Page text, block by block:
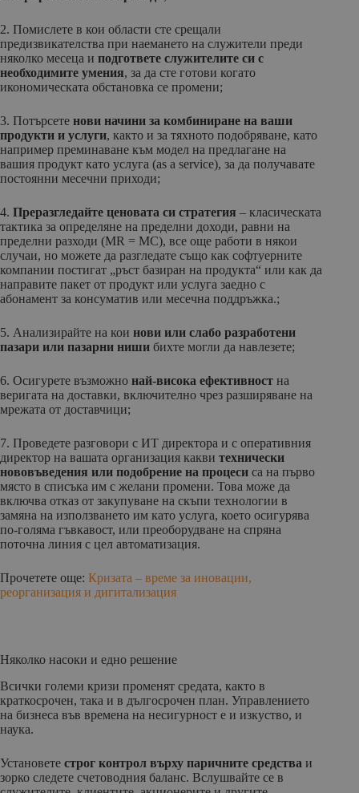
2. Помислете в кои области сте срещали
предизвикателства при наемането на служители преди
няколко месеца и подгответе служителите си с
необходимите умения, за да сте готови когато
икономическата обстановка се промени;
3. Потърсете нови начини за комбиниране на ваши
продукти и услуги, както и за тяхното подобряване, като
например преминаване към модел на предлагане на
вашия продукт като услуга (as a service), за да получавате
постоянни месечни приходи;
4. Преразгледайте ценовата си стратегия – класическата
тактика за определяне на пределни доходи, равни на
пределни разходи (MR = MC), все още работи в някои
случаи, но можете да разгледате също как софтуерните
компании постигат „ръст базиран на продукта“ или как да
направите пакет от продукт или услуга заедно с
абонамент за консуматив или месечна поддръжка.;
5. Анализирайте на кои нови или слабо разработени
пазари или пазарни ниши бихте могли да навлезете;
6. Осигурете възможно най-висока ефективност на
веригата на доставки, включително чрез разширяване на
мрежата от доставчици;
7. Проведете разговори с ИТ директора и с оперативния
директор на вашата организация какви технически
нововъведения или подобрение на процеси са на първо
място в списъка им с желани промени. Това може да
включва отказ от закупуване на скъпи технологии в
замяна на използването им като услуга, което осигурява
по-голяма гъвкавост, или преоборудване на спряна
поточна линия с цел автоматизация.
Прочетете още: Кризата – време за иновации,
реорганизация и дигитализация
Няколко насоки и едно решение
Всички големи кризи променят средата, както в
краткосрочен, така и в дългосрочен план. Управлението
на бизнеса във времена на несигурност е и изкуство, и
наука.
Установете строг контрол върху паричните средства и
зорко следете счетоводния баланс. Вслушвайте се в